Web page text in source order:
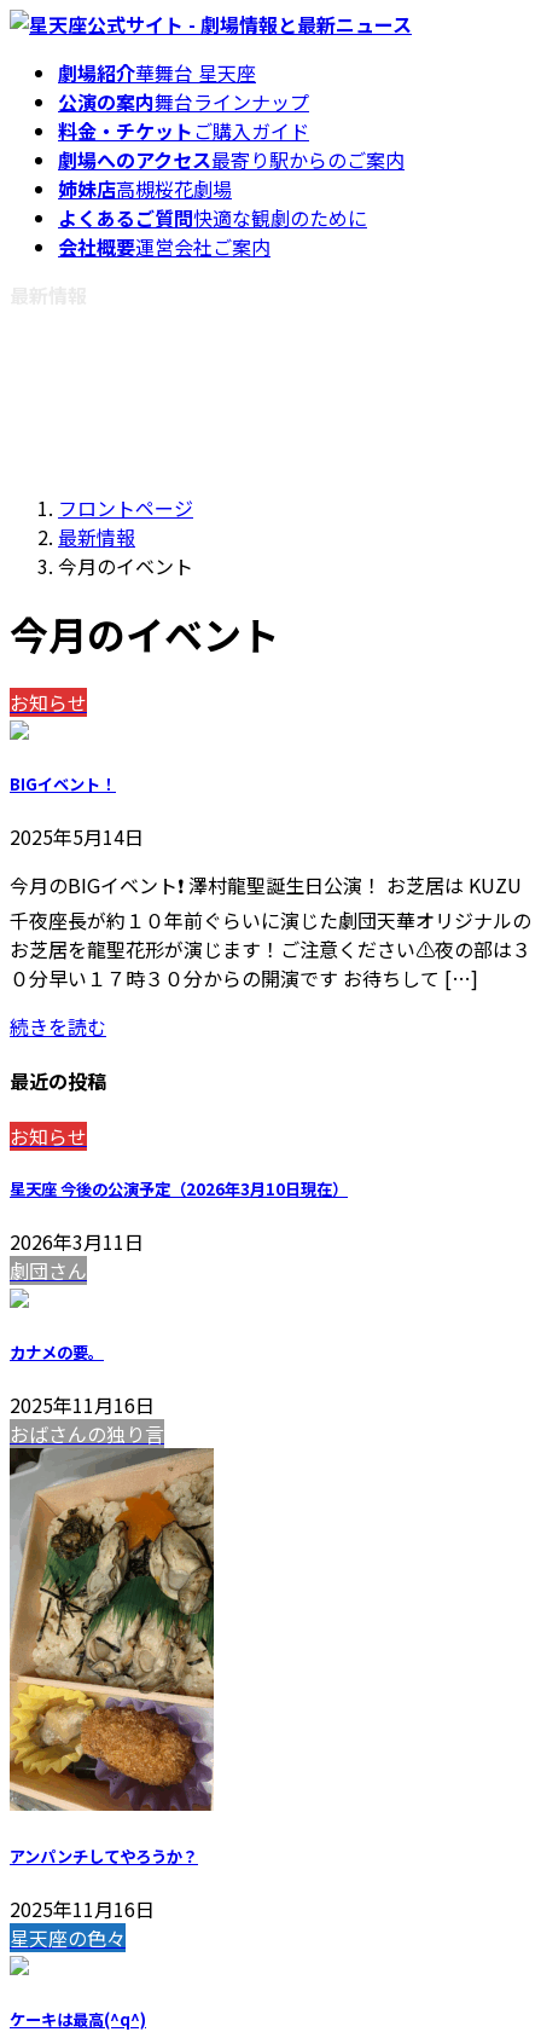
コ
ナ
劇場紹介華舞台 星天座
公演の案内舞台ラインナップ
料金・チケットご購入ガイド
劇場へのアクセス最寄り駅からのご案内
姉妹店高槻桜花劇場
よくあるご質問快適な観劇のために
会社概要運営会社ご案内
フロントページ
最新情報
今月のイベント
今月のイベント
お知らせ
BIGイベント！
2025年5月14日
今月のBIGイベント❗ 澤村龍聖誕生日公演！ お芝居は KUZU
千夜座長が約１０年前ぐらいに演じた劇団天華オリジナルの
お芝居を龍聖花形が演じます！ご注意ください⚠️夜の部は３
０分早い１７時３０分からの開演です お待ちして […]
続きを読む
最近の投稿
お知らせ
星天座 今後の公演予定（2026年3月10日現在）
2026年3月11日
劇団さん
カナメの要。
2025年11月16日
おばさんの独り言
アンパンチしてやろうか？
2025年11月16日
星天座の色々
ケーキは最高(^q^)